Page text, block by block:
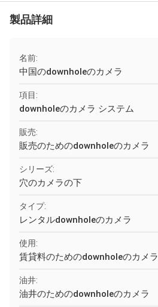
製品詳細
名前:
中国のdownholeのカメラ
項目:
downholeのカメラ システム
販売:
販売のためのdownholeのカメラ
シリーズ:
穴のカメラの下
タイプ:
レンタルdownholeのカメラ
使用:
賃貸料のためのdownholeのカメラ
油井:
油井のためのdownholeのカメラ